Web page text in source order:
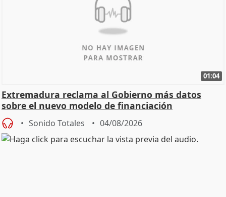
01:04
Extremadura reclama al Gobierno más datos
sobre el nuevo modelo de financiación
Sonido Totales 04/08/2026